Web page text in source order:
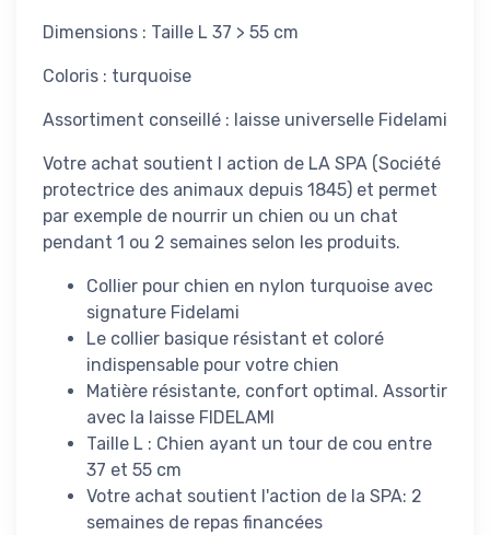
Dimensions : Taille L 37 > 55 cm
Coloris : turquoise
Assortiment conseillé : laisse universelle Fidelami
Votre achat soutient l action de LA SPA (Société
protectrice des animaux depuis 1845) et permet
par exemple de nourrir un chien ou un chat
pendant 1 ou 2 semaines selon les produits.
Collier pour chien en nylon turquoise avec
signature Fidelami
Le collier basique résistant et coloré
indispensable pour votre chien
Matière résistante, confort optimal. Assortir
avec la laisse FIDELAMI
Taille L : Chien ayant un tour de cou entre
37 et 55 cm
Votre achat soutient l'action de la SPA: 2
semaines de repas financées